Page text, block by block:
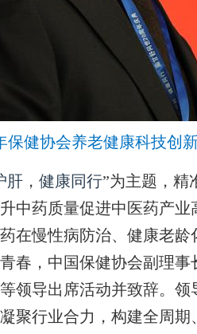
保健协会养老健康科技创
肝 ， 健康同行”为主题，精
中药质量促进中医药产
在慢性病防治、健康老
春，中国保健协会副理
领导出席活动并致辞。
聚行业合力，构建全周